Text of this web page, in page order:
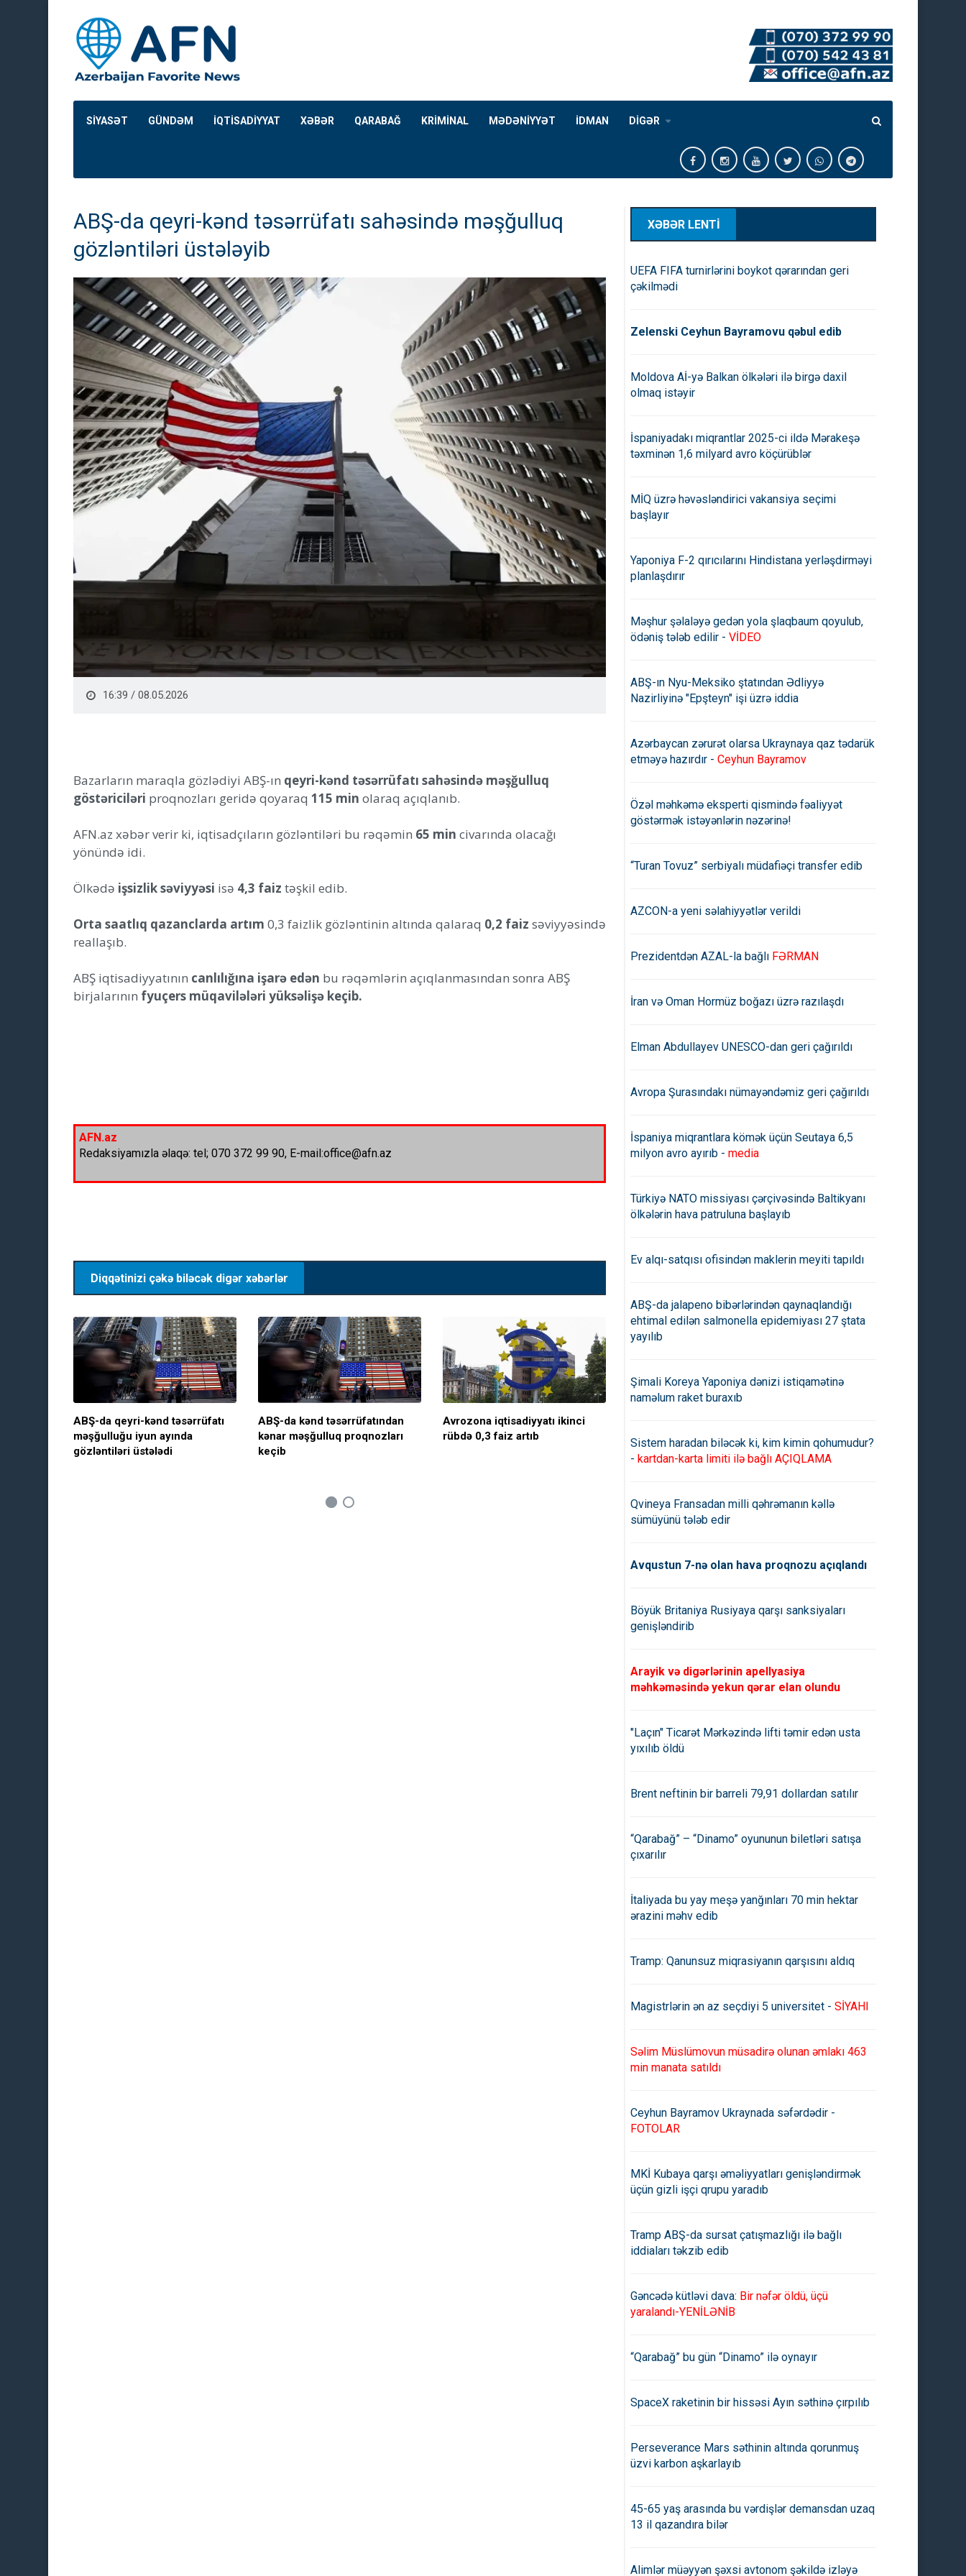
SİYASƏT GÜNDƏM İQTİSADİYYAT XƏBƏR QARABAĞ KRİMİNAL MƏDƏNİYYƏT İDMAN DİGƏR
ABŞ-da qeyri-kənd təsərrüfatı sahəsində məşğulluq
gözləntiləri üstələyib
16:39 / 08.05.2026
Bazarların maraqla gözlədiyi ABŞ-ın qeyri-kənd təsərrüfatı sahəsində məşğulluq
göstəriciləri proqnozları geridə qoyaraq 115 min olaraq açıqlanıb.
AFN.az xəbər verir ki, iqtisadçıların gözləntiləri bu rəqəmin 65 min civarında olacağı
yönündə idi.
Ölkədə işsizlik səviyyəsi isə 4,3 faiz təşkil edib.
Orta saatlıq qazanclarda artım 0,3 faizlik gözləntinin altında qalaraq 0,2 faiz səviyyəsində
reallaşıb.
ABŞ iqtisadiyyatının canlılığına işarə edən bu rəqəmlərin açıqlanmasından sonra ABŞ
birjalarının fyuçers müqavilələri yüksəlişə keçib.
AFN.az
Redaksiyamızla əlaqə: tel; 070 372 99 90, E-mail:office@afn.az
Diqqətinizi çəkə biləcək digər xəbərlər
ABŞ-da qeyri-kənd təsərrüfatı
məşğulluğu iyun ayında
gözləntiləri üstələdi
ABŞ-da kənd təsərrüfatından
kənar məşğulluq proqnozları
keçib
Avrozona iqtisadiyyatı ikinci
rübdə 0,3 faiz artıb
faktoru:
XƏBƏR LENTİ
UEFA FIFA turnirlərini boykot qərarından geri
çəkilmədi
Zelenski Ceyhun Bayramovu qəbul edib
Moldova Aİ-yə Balkan ölkələri ilə birgə daxil
olmaq istəyir
İspaniyadakı miqrantlar 2025-ci ildə Mərakeşə
təxminən 1,6 milyard avro köçürüblər
MİQ üzrə həvəsləndirici vakansiya seçimi
başlayır
Yaponiya F-2 qırıcılarını Hindistana yerləşdirməyi
planlaşdırır
Məşhur şəlaləyə gedən yola şlaqbaum qoyulub,
ödəniş tələb edilir - VİDEO
ABŞ-ın Nyu-Meksiko ştatından Ədliyyə
Nazirliyinə "Epşteyn" işi üzrə iddia
Azərbaycan zərurət olarsa Ukraynaya qaz tədarük
etməyə hazırdır - Ceyhun Bayramov
Özəl məhkəmə eksperti qismində fəaliyyət
göstərmək istəyənlərin nəzərinə!
“Turan Tovuz” serbiyalı müdafiəçi transfer edib
AZCON-a yeni səlahiyyətlər verildi
Prezidentdən AZAL-la bağlı FƏRMAN
İran və Oman Hormüz boğazı üzrə razılaşdı
Elman Abdullayev UNESCO-dan geri çağırıldı
Avropa Şurasındakı nümayəndəmiz geri çağırıldı
İspaniya miqrantlara kömək üçün Seutaya 6,5
milyon avro ayırıb - media
Türkiyə NATO missiyası çərçivəsində Baltikyanı
ölkələrin hava patruluna başlayıb
Ev alqı-satqısı ofisindən maklerin meyiti tapıldı
ABŞ-da jalapeno bibərlərindən qaynaqlandığı
ehtimal edilən salmonella epidemiyası 27 ştata
yayılıb
Şimali Koreya Yaponiya dənizi istiqamətinə
naməlum raket buraxıb
Sistem haradan biləcək ki, kim kimin qohumudur?
- kartdan-karta limiti ilə bağlı AÇIQLAMA
Qvineya Fransadan milli qəhrəmanın kəllə
sümüyünü tələb edir
Avqustun 7-nə olan hava proqnozu açıqlandı
Böyük Britaniya Rusiyaya qarşı sanksiyaları
genişləndirib
Arayik və digərlərinin apellyasiya
məhkəməsində yekun qərar elan olundu
"Laçın" Ticarət Mərkəzində lifti təmir edən usta
yıxılıb öldü
Brent neftinin bir barreli 79,91 dollardan satılır
“Qarabağ” – “Dinamo” oyununun biletləri satışa
çıxarılır
İtaliyada bu yay meşə yanğınları 70 min hektar
ərazini məhv edib
Tramp: Qanunsuz miqrasiyanın qarşısını aldıq
Magistrlərin ən az seçdiyi 5 universitet - SİYAHI
Səlim Müslümovun müsadirə olunan əmlakı 463
min manata satıldı
Ceyhun Bayramov Ukraynada səfərdədir -
FOTOLAR
MKİ Kubaya qarşı əməliyyatları genişləndirmək
üçün gizli işçi qrupu yaradıb
Tramp ABŞ-da sursat çatışmazlığı ilə bağlı
iddiaları təkzib edib
Gəncədə kütləvi dava: Bir nəfər öldü, üçü
yaralandı-YENİLƏNİB
“Qarabağ” bu gün “Dinamo” ilə oynayır
SpaceX raketinin bir hissəsi Ayın səthinə çırpılıb
Perseverance Mars səthinin altında qorunmuş
üzvi karbon aşkarlayıb
45-65 yaş arasında bu vərdişlər demansdan uzaq
13 il qazandıra bilər
Alimlər müəyyən şəxsi avtonom şəkildə izləyə